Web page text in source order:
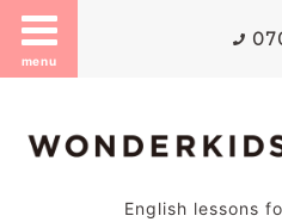
menu
English lessons